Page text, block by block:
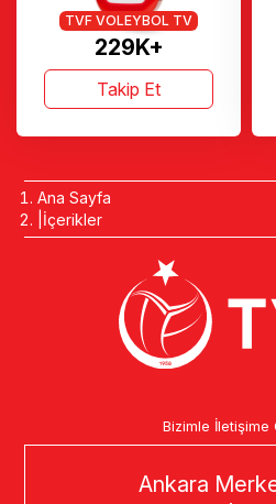
229K+
TVF VOLEYBOL TV
Takip Et
Ana Sayfa
İçerikler
Bizimle İletişime
Ankara